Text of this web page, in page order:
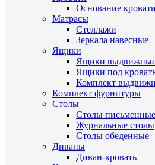
Основание кровати
Матрасы
Стеллажи
Зеркала навесные
Ящики
Ящики
Ящики под
Комплект
Комплект фурнитуры
Столы
Столы письменные
Журнальные cтолы
Столы обеденные
Диваны
Диван-кровать